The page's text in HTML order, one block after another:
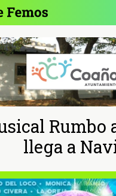
Rumbo
llega a